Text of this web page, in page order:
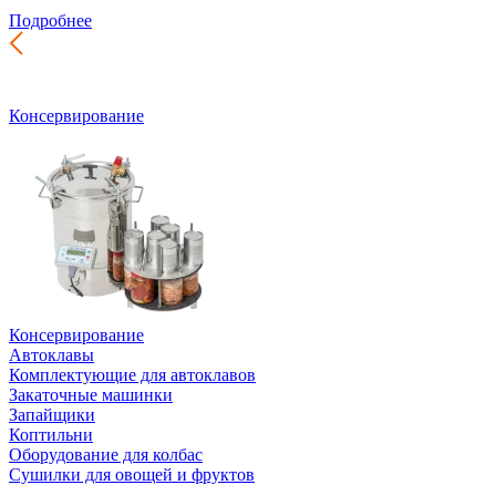
Подробнее
Консервирование
Консервирование
Автоклавы
Комплектующие для автоклавов
Закаточные машинки
Запайщики
Коптильни
Оборудование для колбас
Сушилки для овощей и фруктов